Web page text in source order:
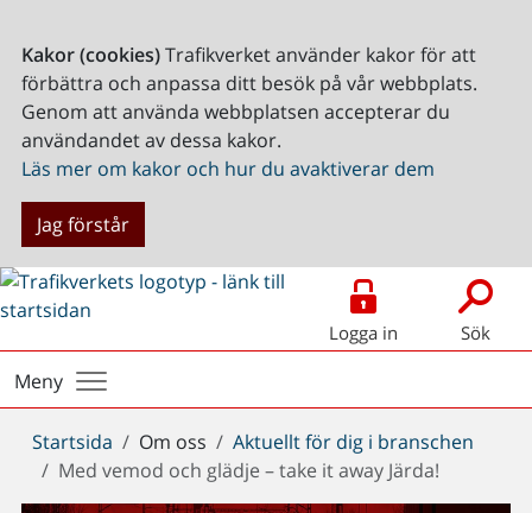
Kakor (cookies)Trafikverket använder kakor för att
förbättra och anpassa ditt besök på vår webbplats.
Genom att använda webbplatsen accepterar du
användandet av dessa kakor.
Läs mer om kakor och hur du avaktiverar dem
Jag förstår
Logga in Sök
Meny
Du
är
här:
Startsida Om oss
Aktuellt för dig i branschen
Med vemod och glädje – take it away Järda!